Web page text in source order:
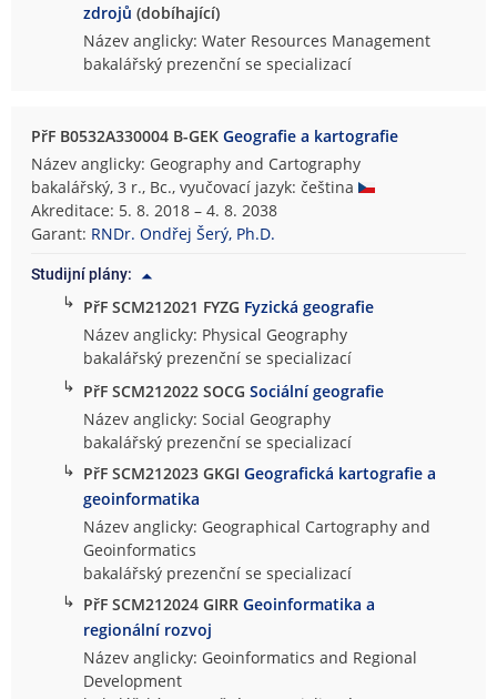
zdrojů (dobíhající)
Název anglicky: Water Resources Management
bakalářský prezenční se specializací
PřF B0532A330004 B-GEKGeografie a kartografie
Název anglicky: Geography and Cartography
bakalářský, 3 r., Bc., vyučovací jazyk: čeština
Akreditace: 5. 8. 2018 – 4. 8. 2038
Garant: RNDr. Ondřej Šerý, Ph.D.
Studijní plány:
↳ PřF SCM212021 FYZG Fyzická geografie
Název anglicky: Physical Geography
bakalářský prezenční se specializací
↳ PřF SCM212022 SOCGSociální geografie
Název anglicky: Social Geography
bakalářský prezenční se specializací
↳ PřF SCM212023 GKGIGeografická kartografie a
geoinformatika
Název anglicky: Geographical Cartography and
Geoinformatics
bakalářský prezenční se specializací
↳ PřF SCM212024 GIRRGeoinformatika a
regionální rozvoj
Název anglicky: Geoinformatics and Regional
Development